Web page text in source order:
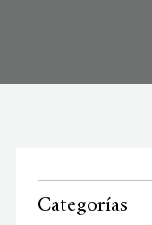
Categorías